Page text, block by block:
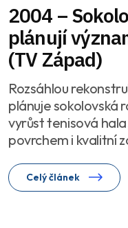
2004 –
plánují
(TV Západ)
Rozsáhlou
plánuje sokolovská
vyrůst tenisová
povrchem i kvalitní
Celý článek